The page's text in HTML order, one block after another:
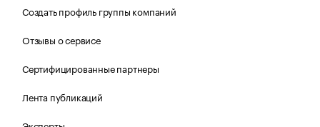
Создать профиль группы компаний
Отзывы о сервисе
Сертифицированные партнеры
Лента публикаций